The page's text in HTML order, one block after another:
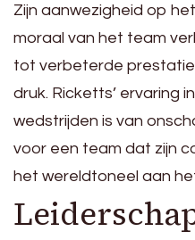
Zijn aanwezigheid op
moraal van het team
tot verbeterde
druk. Ricketts’ ervaring
wedstrijden is van
voor een team dat zijn
het wereldtoneel aan